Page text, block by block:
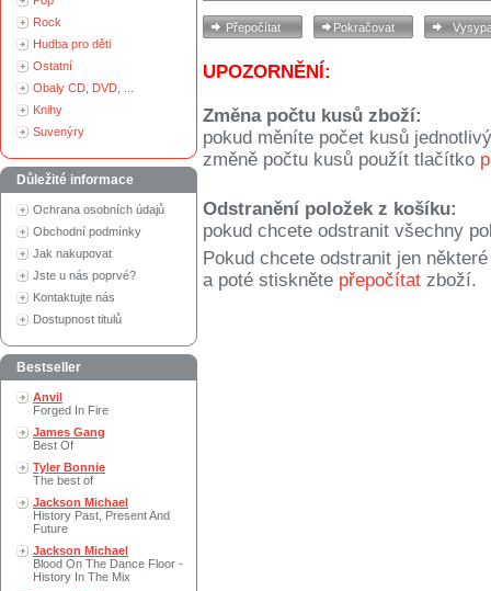
Rock
Hudba pro děti
Ostatní
Obaly CD, DVD, ...
Knihy
Suvenýry
Důležité informace
Ochrana osobních údajů
Obchodní podmínky
Jak nakupovat
Jste u nás poprvé?
Kontaktujte nás
Dostupnost titulů
Bestseller
Anvil
Forged In Fire
James Gang
Best Of
Tyler Bonnie
The best of
Jackson Michael
History Past, Present And
Future
Jackson Michael
Blood On The Dance Floor -
History In The Mix
UPOZORNĚNÍ:
Změna počtu kusů zboží:
pokud měníte počet kusů
změně počtu kusů použít tlačítko
Odstranění položek z košíku:
pokud chcete odstranit všechny
Pokud chcete odstranit jen
a poté stiskněte přepočítat zboží.